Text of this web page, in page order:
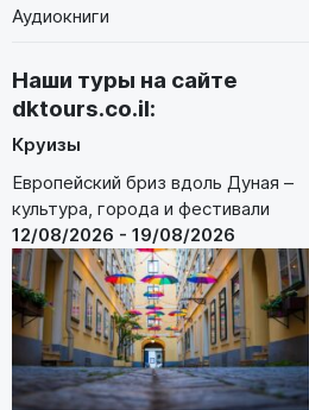
Аудиокниги
Наши туры на сайте
dktours.co.il:
Круизы
Европейский бриз вдоль Дуная –
культура, города и фестивали
12/08/2026 - 19/08/2026